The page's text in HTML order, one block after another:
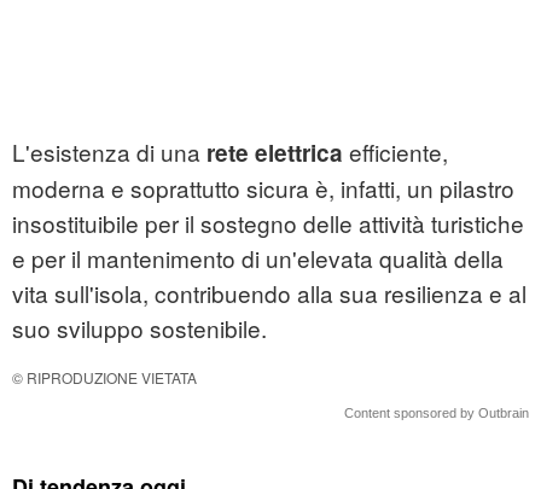
L'esistenza di una rete elettrica efficiente,
moderna e soprattutto sicura è, infatti, un pilastro
insostituibile per il sostegno delle attività turistiche
e per il mantenimento di un'elevata qualità della
vita sull'isola, contribuendo alla sua resilienza e al
suo sviluppo sostenibile.
© RIPRODUZIONE VIETATA
Content sponsored by Outbrain